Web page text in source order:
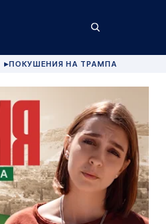
▶ПОКУШЕНИЯ НА ТРАМПА